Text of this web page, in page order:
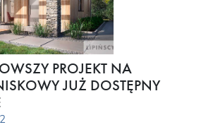
PROJEKT NA
JUŻ DOSTĘPNY